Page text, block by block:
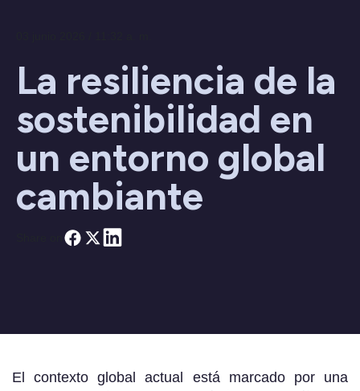
La resiliencia de la
sostenibilidad en
un entorno global
cambiante
El contexto global actual está marcado por una